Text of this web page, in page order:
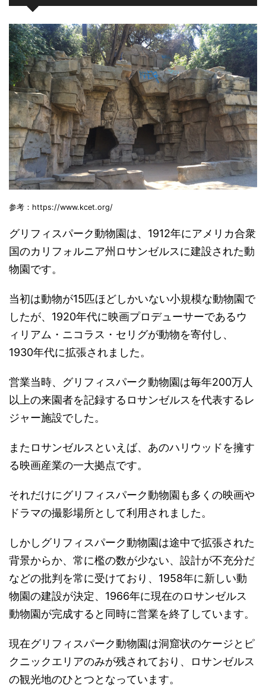
参考：https://www.kcet.org/
グリフィスパーク動物園は、1912年にアメリカ合衆
国のカリフォルニア州ロサンゼルスに建設された動
物園です。
当初は動物が15匹ほどしかいない小規模な動物園で
したが、1920年代に映画プロデューサーであるウ
ィリアム・ニコラス・セリグが動物を寄付し、
1930年代に拡張されました。
営業当時、グリフィスパーク動物園は毎年200万人
以上の来園者を記録するロサンゼルスを代表するレ
ジャー施設でした。
またロサンゼルスといえば、あのハリウッドを擁す
る映画産業の一大拠点です。
それだけにグリフィスパーク動物園も多くの映画や
ドラマの撮影場所として利用されました。
しかしグリフィスパーク動物園は途中で拡張された
背景からか、常に檻の数が少ない、設計が不充分だ
などの批判を常に受けており、1958年に新しい動
物園の建設が決定、1966年に現在のロサンゼルス
動物園が完成すると同時に営業を終了しています。
現在グリフィスパーク動物園は洞窟状のケージとピ
クニックエリアのみが残されており、ロサンゼルス
の観光地のひとつとなっています。